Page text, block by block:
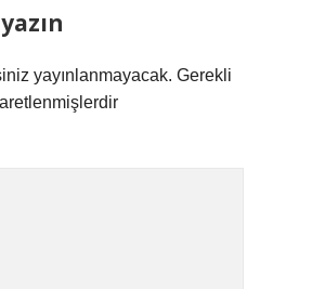
yayınlanmayacak. Gerekli